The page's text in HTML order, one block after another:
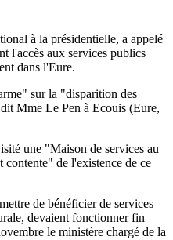
à la présidentielle, a appelé
l'accès aux services publics
dans l'Eure.
sur la "disparition des
Mme Le Pen à Ecouis (Eure,
une "Maison de services au
de l'existence de ce
de bénéficier de services
devaient fonctionner fin
le ministère chargé de la